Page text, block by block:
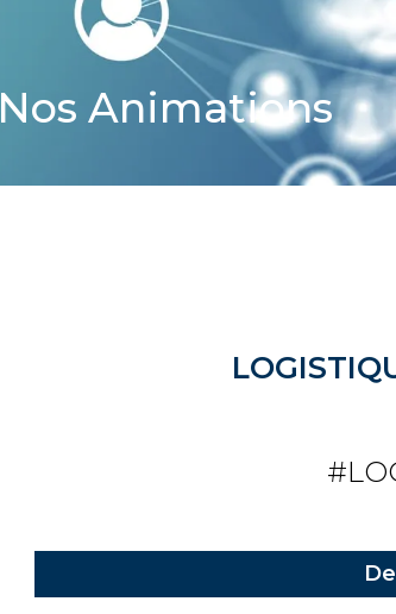
Nos Animations